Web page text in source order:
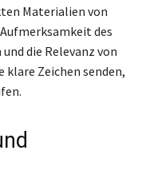
Materialien von
des
die Relevanz von
Zeichen senden,